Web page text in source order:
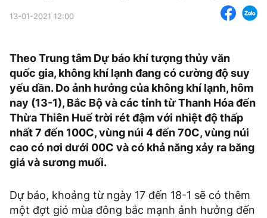
13-01-2021 12:00
Theo Trung tâm Dự báo khí tượng thủy văn
quốc gia, không khí lạnh đang có cường độ suy
yếu dần. Do ảnh hưởng của không khí lạnh, hôm
nay (13-1), Bắc Bộ và các tỉnh từ Thanh Hóa đến
Thừa Thiên Huế trời rét đậm với nhiệt độ thấp
nhất 7 đến 100C, vùng núi 4 đến 70C, vùng núi
cao có nơi dưới 00C và có khả năng xảy ra băng
giá và sương muối.
Dự báo, khoảng từ ngày 17 đến 18-1 sẽ có thêm
một đợt gió mùa đông bắc mạnh ảnh hưởng đến